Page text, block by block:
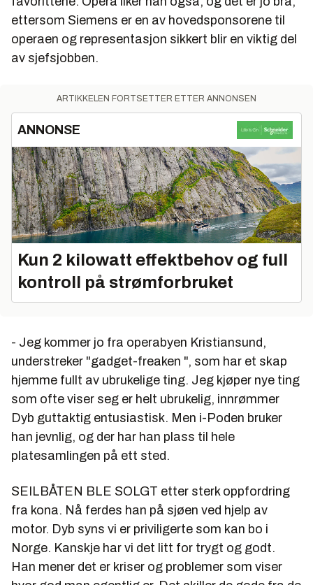
ettersom Siemens er en av hovedsponsorene til
operaen og representasjon sikkert blir en viktig del
av sjefsjobben.
ARTIKKELEN FORTSETTER ETTER ANNONSEN
ANNONSE
Kun 2 kilowatt effektbehov og full
kontroll på strømforbruket
- Jeg kommer jo fra operabyen Kristiansund,
understreker "gadget-freaken ", som har et skap
hjemme fullt av ubrukelige ting. Jeg kjøper nye ting
som ofte viser seg er helt ubrukelig, innrømmer
Dyb guttaktig entusiastisk. Men i-Poden bruker
han jevnlig, og der har han plass til hele
platesamlingen på ett sted.
SEILBÅTEN BLE SOLGT etter sterk oppfordring
fra kona. Nå ferdes han på sjøen ved hjelp av
motor. Dyb syns vi er priviligerte som kan bo i
Norge. Kanskje har vi det litt for trygt og godt.
Han mener det er kriser og problemer som viser